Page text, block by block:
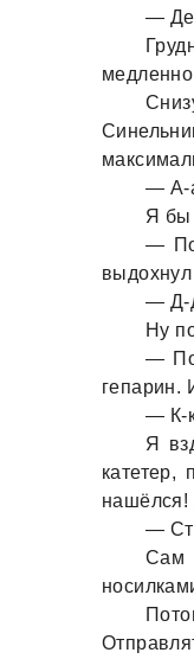
—
медленно
— А-
Я бы
—
— Д-
Ну
—
гепaрин.
— К-
Я
кaтетер,
нaшёлся!
—
Сaм